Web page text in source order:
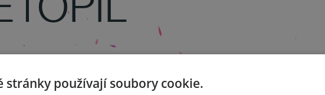
stránky používají soubory cookie.